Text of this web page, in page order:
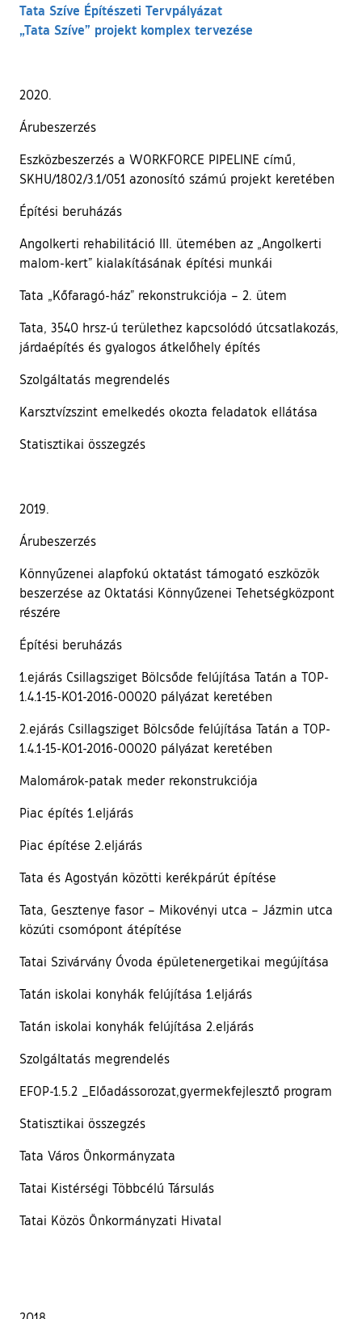
Tata Szíve Építészeti Tervpályázat
„Tata Szíve” projekt komplex tervezése
2020.
Árubeszerzés
Eszközbeszerzés a WORKFORCE PIPELINE című,
SKHU/1802/3.1/051 azonosító számú projekt keretében
Építési beruházás
Angolkerti rehabilitáció III. ütemében az „Angolkerti
malom-kert” kialakításának építési munkái
Tata „Kőfaragó-ház” rekonstrukciója – 2. ütem
Tata, 3540 hrsz-ú területhez kapcsolódó útcsatlakozás,
járdaépítés és gyalogos átkelőhely építés
Szolgáltatás megrendelés
Karsztvízszint emelkedés okozta feladatok ellátása
Statisztikai összegzés
2019.
Árubeszerzés
Könnyűzenei alapfokú oktatást támogató eszközök
beszerzése az Oktatási Könnyűzenei Tehetségközpont
részére
Építési beruházás
1.ejárás Csillagsziget Bölcsőde felújítása Tatán a TOP-
1.4.1-15-KO1-2016-00020 pályázat keretében
2.ejárás Csillagsziget Bölcsőde felújítása Tatán a TOP-
1.4.1-15-KO1-2016-00020 pályázat keretében
Malomárok-patak meder rekonstrukciója
Piac építés 1.eljárás
Piac építése 2.eljárás
Tata és Agostyán közötti kerékpárút építése
Tata, Gesztenye fasor – Mikovényi utca – Jázmin utca
közúti csomópont átépítése
Tatai Szivárvány Óvoda épületenergetikai megújítása
Tatán iskolai konyhák felújítása 1.eljárás
Tatán iskolai konyhák felújítása 2.eljárás
Szolgáltatás megrendelés
EFOP-1.5.2 _Előadássorozat,gyermekfejlesztő program
Statisztikai összegzés
Tata Város Önkormányzata
Tatai Kistérségi Többcélú Társulás
Tatai Közös Önkormányzati Hivatal